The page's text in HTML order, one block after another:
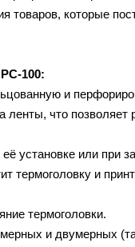
товаров, которые
100:
и
что
установке или при
термоголовку и
термоголовки.
и двумерных